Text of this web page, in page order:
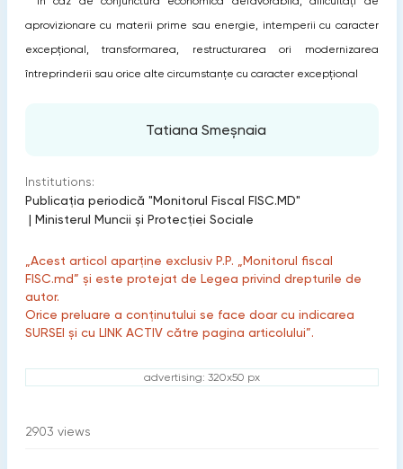
aprovizionare cu materii prime sau energie, intemperii cu caracter
excepțional, transformarea, restructurarea ori modernizarea
întreprinderii sau orice alte circumstanțe cu caracter excepțional
Tatiana Smeșnaia
Institutions:
Publicaţia periodică "Monitorul Fiscal FISC.MD"
| Ministerul Muncii și Protecției Sociale
„Acest articol aparține exclusiv P.P. „Monitorul fiscal
FISC.md” și este protejat de Legea privind drepturile de
autor.
Orice preluare a conținutului se face doar cu indicarea
SURSEI și cu LINK ACTIV către pagina articolului”.
advertising: 320x50 px
2903 views